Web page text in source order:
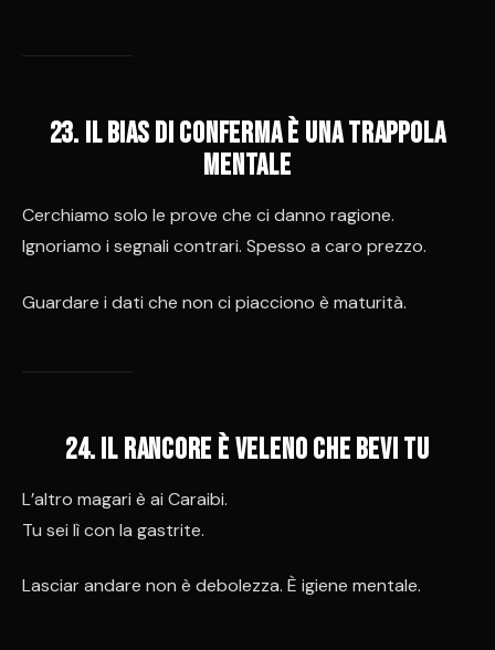
23. Il bias di conferma è una trappola
mentale
Cerchiamo solo le prove che ci danno ragione.
Ignoriamo i segnali contrari. Spesso a caro prezzo.
Guardare i dati che non ci piacciono è maturità.
24. Il rancore è veleno che bevi tu
L’altro magari è ai Caraibi.
Tu sei lì con la gastrite.
Lasciar andare non è debolezza. È igiene mentale.